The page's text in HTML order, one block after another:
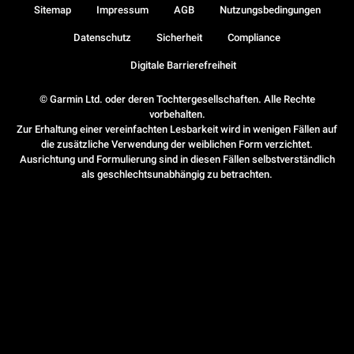
© Garmin Ltd. oder deren Tochtergesellschaften. Alle Rechte
vorbehalten.
Zur Erhaltung einer vereinfachten Lesbarkeit wird in wenigen Fällen auf
die zusätzliche Verwendung der weiblichen Form verzichtet.
Ausrichtung und Formulierung sind in diesen Fällen selbstverständlich
als geschlechtsunabhängig zu betrachten.
Sitemap Impressum AGB Nutzungsbedingungen
Datenschutz Sicherheit Compliance
Digitale Barrierefreiheit